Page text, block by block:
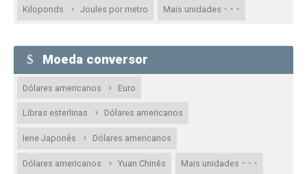
Kiloponds Joules por metro Mais unidades · · ·
Moeda conversor
Dólares americanos Euro
Libras esterlinas Dólares americanos
Iene Japonês Dólares americanos
Dólares americanos Yuan Chinês Mais unidades · · ·